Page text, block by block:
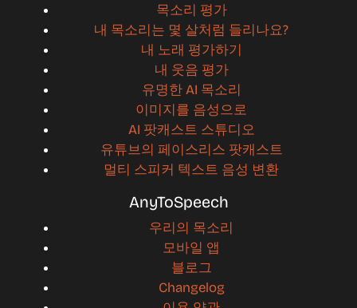
목소리 평가
내 목소리는 몇 살처럼 들리나요?
내 노래 평가하기
내 웃음 평가
유명한 AI 목소리
이미지를 음성으로
AI 팟캐스트 스튜디오
유튜브의 페이스리스 팟캐스트
멀티 스피커 텍스트 음성 변환
AnyToSpeech
우리의 목소리
모바일 앱
블로그
Changelog